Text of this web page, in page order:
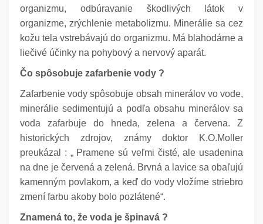
organizmu, odbúravanie škodlivých látok v
organizme, zrýchlenie metabolizmu. Minerálie sa cez
kožu tela vstrebávajú do organizmu. Má blahodárne a
liečivé účinky na pohybový a nervový aparát.
Čo spôsobuje zafarbenie vody ?
Zafarbenie vody spôsobuje obsah minerálov vo vode,
minerálie sedimentujú a podľa obsahu minerálov sa
voda zafarbuje do hneda, zelena a červena. Z
historických zdrojov, známy doktor K.O.Moller
preukázal : „ Pramene sú veľmi čisté, ale usadenina
na dne je červená a zelená. Brvná a lavice sa obaľujú
kamenným povlakom, a keď do vody vložíme striebro
zmení farbu akoby bolo pozlátené“.
Znamená to, že voda je špinavá ?